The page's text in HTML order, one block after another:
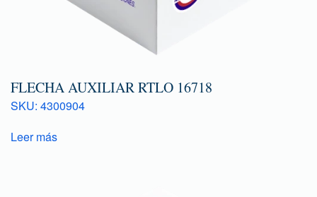
FLECHA AUXILIAR RTLO 16718
SKU: 4300904
Leer más